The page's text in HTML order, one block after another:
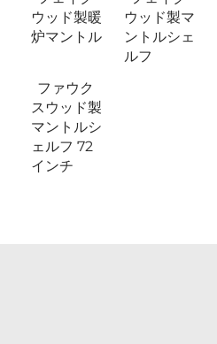
ウッド製暖
炉マントル
ウッド製マ
ントルシェ
ルフ
ファウク
スウッド製
マントルシ
ェルフ 72
インチ